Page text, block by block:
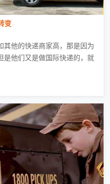
变
其他的快递商家高，那是因为
是他们又是做国际快递的，就